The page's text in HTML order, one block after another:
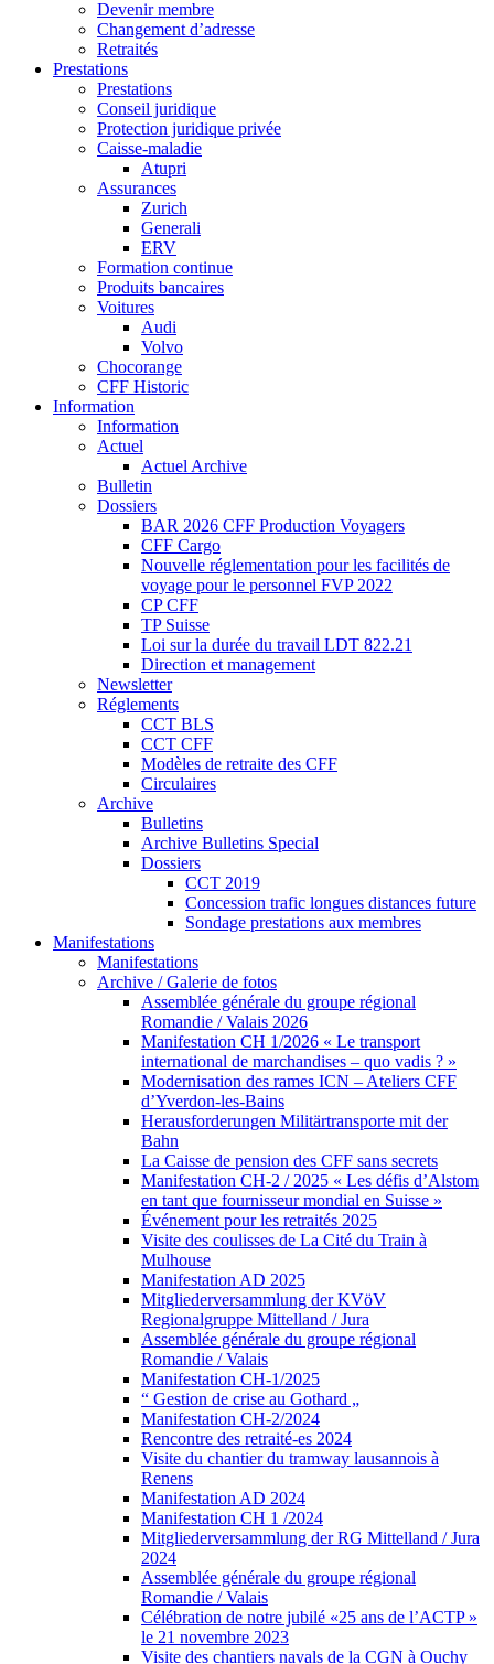
Devenir membre
Changement d’adresse
Retraités
Prestations
Prestations
Conseil juridique
Protection juridique privée
Caisse-maladie
Atupri
Assurances
Zurich
Generali
ERV
Formation continue
Produits bancaires
Voitures
Audi
Volvo
Chocorange
CFF Historic
Information
Information
Actuel
Actuel Archive
Bulletin
Dossiers
BAR 2026 CFF Production Voyagers
CFF Cargo
Nouvelle réglementation pour les facilités de
voyage pour le personnel FVP 2022
CP CFF
TP Suisse
Loi sur la durée du travail LDT 822.21
Direction et management
Newsletter
Réglements
CCT BLS
CCT CFF
Modèles de retraite des CFF
Circulaires
Archive
Bulletins
Archive Bulletins Special
Dossiers
CCT 2019
Concession trafic longues distances future
Sondage prestations aux membres
Manifestations
Manifestations
Archive / Galerie de fotos
Assemblée générale du groupe régional
Romandie / Valais 2026
Manifestation CH 1/2026 « Le transport
international de marchandises – quo vadis ? »
Modernisation des rames ICN – Ateliers CFF
d’Yverdon-les-Bains
Herausforderungen Militärtransporte mit der
Bahn
La Caisse de pension des CFF sans secrets
Manifestation CH-2 / 2025 « Les défis d’Alstom
en tant que fournisseur mondial en Suisse »
Événement pour les retraités 2025
Visite des coulisses de La Cité du Train à
Mulhouse
Manifestation AD 2025
Mitgliederversammlung der KVöV
Regionalgruppe Mittelland / Jura
Assemblée générale du groupe régional
Romandie / Valais
Manifestation CH-1/2025
“ Gestion de crise au Gothard „
Manifestation CH-2/2024
Rencontre des retraité-es 2024
Visite du chantier du tramway lausannois à
Renens
Manifestation AD 2024
Manifestation CH 1 /2024
Mitgliederversammlung der RG Mittelland / Jura
2024
Assemblée générale du groupe régional
Romandie / Valais
Célébration de notre jubilé «25 ans de l’ACTP »
le 21 novembre 2023
Visite des chantiers navals de la CGN à Ouchy